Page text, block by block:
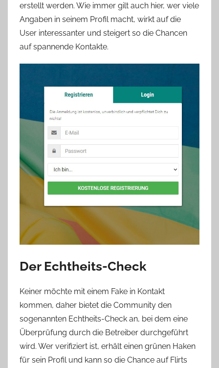
erstellt werden. Wie immer gilt auch hier, wer viele
Angaben in seinem Profil macht, wirkt auf die
User interessanter und steigert so die Chancen
auf spannende Kontakte.
Der Echtheits-Check
Keiner möchte mit einem Fake in Kontakt
kommen, daher bietet die Community den
sogenannten Echtheits-Check an, bei dem eine
Überprüfung durch die Betreiber durchgeführt
wird. Wer verifiziert ist, erhält einen grünen Haken
für sein Profil und kann so die Chance auf Flirts